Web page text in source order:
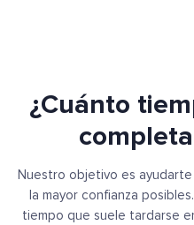
¿Cuánto
Nuestro objetivo es
la mayor confianza
tiempo que suele tardarse